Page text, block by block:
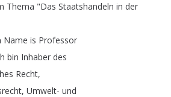
Thema "Das Staatshandeln in der
Name is Professor
bin Inhaber des
Recht,
, Umwelt- und